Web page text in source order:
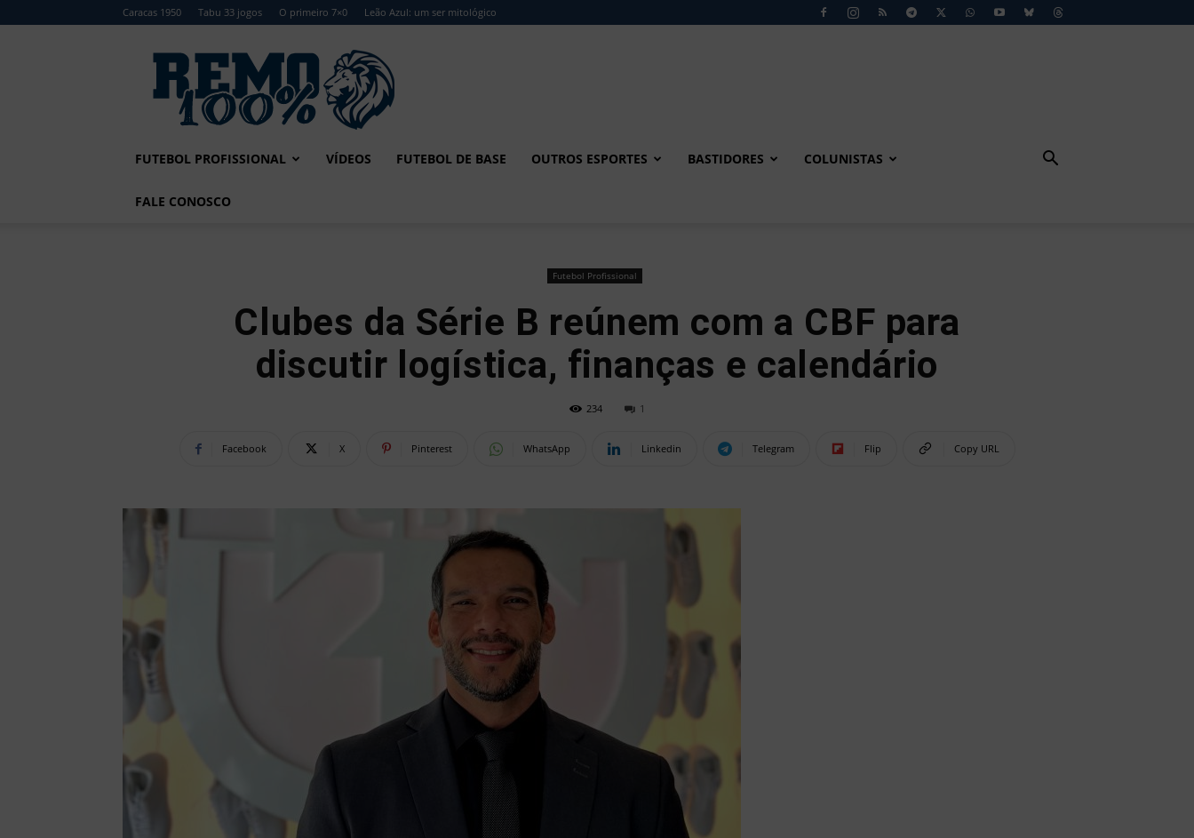
Caracas 1950 Tabu 33 jogos O primeiro 7×0 Leão Azul: um ser mitológico
Remo
FUTEBOL PROFISSIONAL VÍDEOS FUTEBOL DE BASE OUTROS ESPORTES BASTIDORES COLUNISTAS
FALE CONOSCO
Futebol Profissional
Clubes da Série B reúnem com a CBF para
discutir logística, finanças e calendário
234 1
Facebook X Pinterest WhatsApp Linkedin Telegram Flip Copy URL